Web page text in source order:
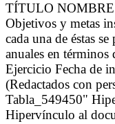
TÍTULO
Objetivos y metas
cada una de éstas
anuales en
Ejercicio Fecha de
(Redactados con
Tabla_549450"
Hipervínculo al